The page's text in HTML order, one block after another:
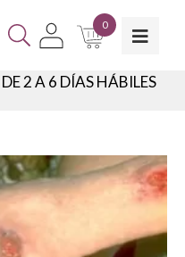
0
DE 2 A 6 DÍAS HÁBILES